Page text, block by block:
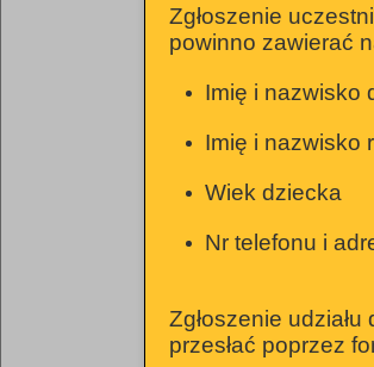
Zgłoszenie
powinno zawierać
Imię i nazwisko
Imię i nazwisko
Wiek dziecka
Nr telefonu i
Zgłoszenie
przesłać poprzez